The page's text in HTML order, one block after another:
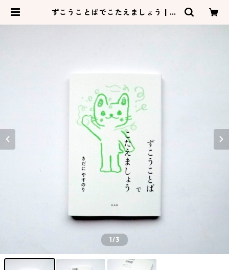
ずこうことばでこたえましょう | ネ
1/3